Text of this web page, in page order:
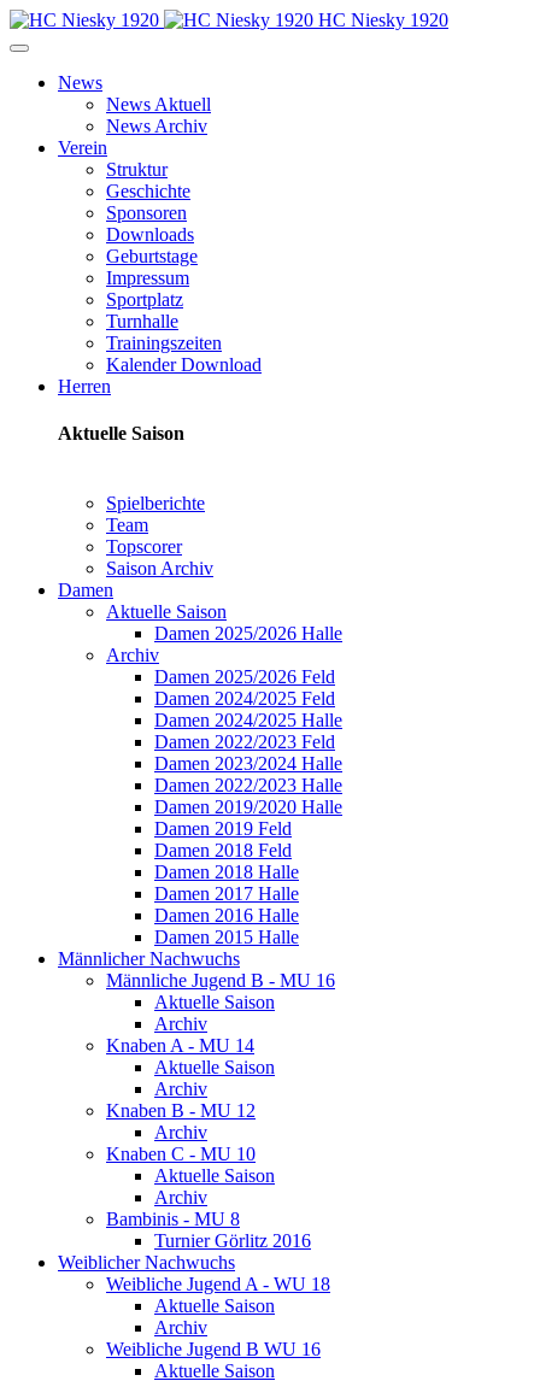
HC Niesky 1920
News
News Aktuell
News Archiv
Verein
Struktur
Geschichte
Sponsoren
Downloads
Geburtstage
Impressum
Sportplatz
Turnhalle
Trainingszeiten
Kalender Download
Herren
Aktuelle Saison
Spielberichte
Team
Topscorer
Saison Archiv
Damen
Aktuelle Saison
Damen 2025/2026 Halle
Archiv
Damen 2025/2026 Feld
Damen 2024/2025 Feld
Damen 2024/2025 Halle
Damen 2022/2023 Feld
Damen 2023/2024 Halle
Damen 2022/2023 Halle
Damen 2019/2020 Halle
Damen 2019 Feld
Damen 2018 Feld
Damen 2018 Halle
Damen 2017 Halle
Damen 2016 Halle
Damen 2015 Halle
Männlicher Nachwuchs
Männliche Jugend B - MU 16
Aktuelle Saison
Archiv
Knaben A - MU 14
Aktuelle Saison
Archiv
Knaben B - MU 12
Archiv
Knaben C - MU 10
Aktuelle Saison
Archiv
Bambinis - MU 8
Turnier Görlitz 2016
Weiblicher Nachwuchs
Weibliche Jugend A - WU 18
Aktuelle Saison
Archiv
Weibliche Jugend B WU 16
Aktuelle Saison